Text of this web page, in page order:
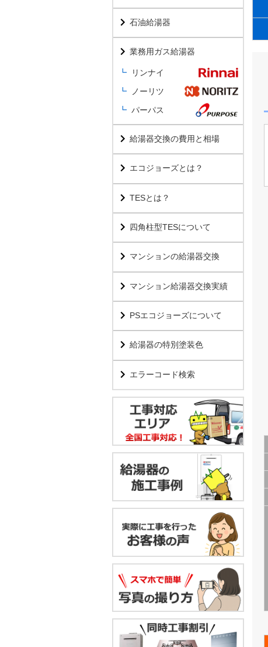
石油給湯器
業務用ガス給湯器
リンナイ
ノーリツ
パーパス
給湯器交換の費用と相場
エコジョーズとは？
TESとは？
四角柱型TESについて
マンションの給湯器交換
マンション給湯器交換実績
PSエコジョーズについて
給湯器の特別塗装色
エラーコード検索